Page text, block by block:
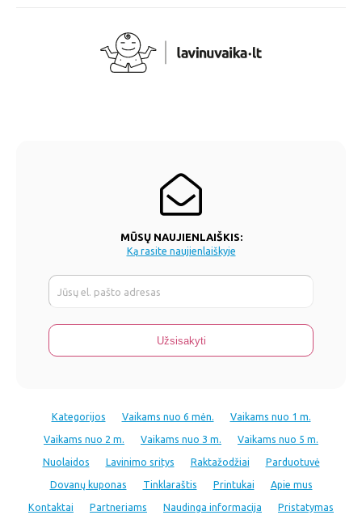
MŪSŲ NAUJIENLAIŠKIS:
Ką rasite naujienlaiškyje
Kategorijos Vaikams nuo 6 mėn.
Vaikams nuo 1 m.
Vaikams nuo 2 m.
Vaikams nuo 3 m.
Vaikams nuo 5 m.
Nuolaidos
Lavinimo sritys Raktažodžiai
Parduotuvė
Dovanų kuponas
Tinklaraštis Printukai
Apie mus
Kontaktai
Partneriams Naudinga informacija Pristatymas